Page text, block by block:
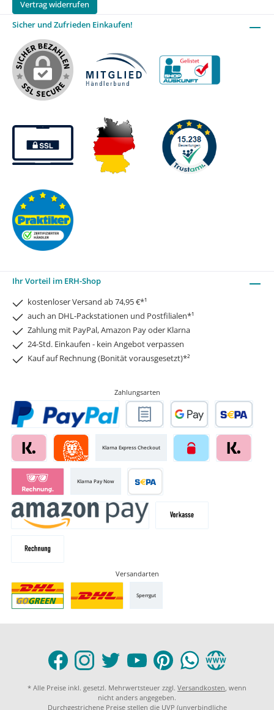
Vertrag widerrufen
Sicher und Zufrieden Einkaufen!
Ihr Vorteil im ERH-Shop
kostenloser Versand ab 74,95 €*¹
auch an DHL-Packstationen und Postfilialen*¹
Zahlung mit PayPal, Amazon Pay oder Klarna
24-Std. Einkaufen - kein Angebot verpassen
Kauf auf Rechnung (Bonität vorausgesetzt)*²
Zahlungsarten
Klarna Express Checkout
Klarna Pay Now
Versandarten
Sperrgut
* Alle Preise inkl. gesetzl. Mehrwertsteuer zzgl. Versandkosten , wenn
nicht anders angegeben.
Durchgestrichene Preise stellen die UVP (unverbindliche